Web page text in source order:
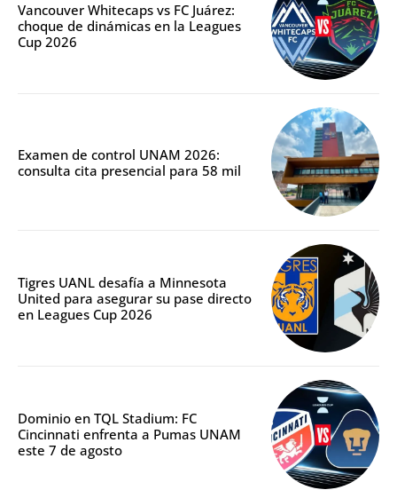
Vancouver Whitecaps vs FC Juárez:
choque de dinámicas en la Leagues
Cup 2026
Examen de control UNAM 2026:
consulta cita presencial para 58 mil
Tigres UANL desafía a Minnesota
United para asegurar su pase directo
en Leagues Cup 2026
Dominio en TQL Stadium: FC
Cincinnati enfrenta a Pumas UNAM
este 7 de agosto